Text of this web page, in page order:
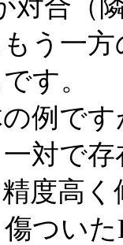
対合（
う一
す。
例で
対で
度高
つい